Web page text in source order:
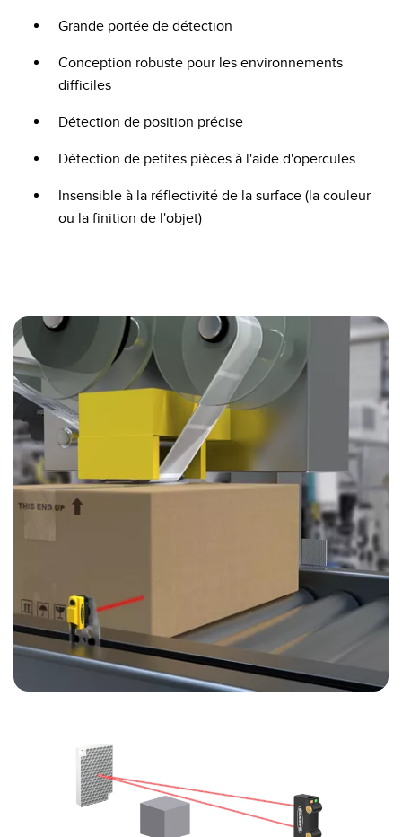
Grande portée de détection
Conception robuste pour les environnements
difficiles
Détection de position précise
Détection de petites pièces à l'aide d'opercules
Insensible à la réflectivité de la surface (la couleur
ou la finition de l'objet)